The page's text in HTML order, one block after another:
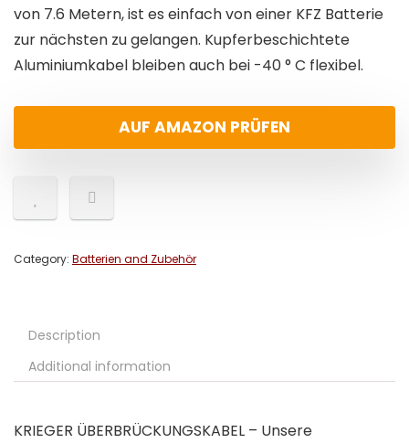
von 7.6 Metern, ist es einfach von einer KFZ Batterie
zur nächsten zu gelangen. Kupferbeschichtete
Aluminiumkabel bleiben auch bei -40 ° C flexibel.
AUF AMAZON PRÜFEN
Category: Batterien and Zubehör
Description
Additional information
KRIEGER ÜBERBRÜCKUNGSKABEL – Unsere